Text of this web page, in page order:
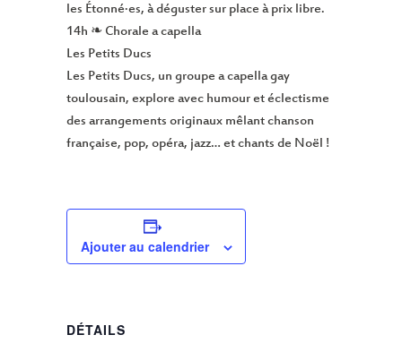
les Étonné·es, à déguster sur place à prix libre.
14h ❧ Chorale a capella
Les Petits Ducs
Les Petits Ducs, un groupe a capella gay
toulousain, explore avec humour et éclectisme
des arrangements originaux mêlant chanson
française, pop, opéra, jazz… et chants de Noël !
Ajouter au calendrier
DÉTAILS